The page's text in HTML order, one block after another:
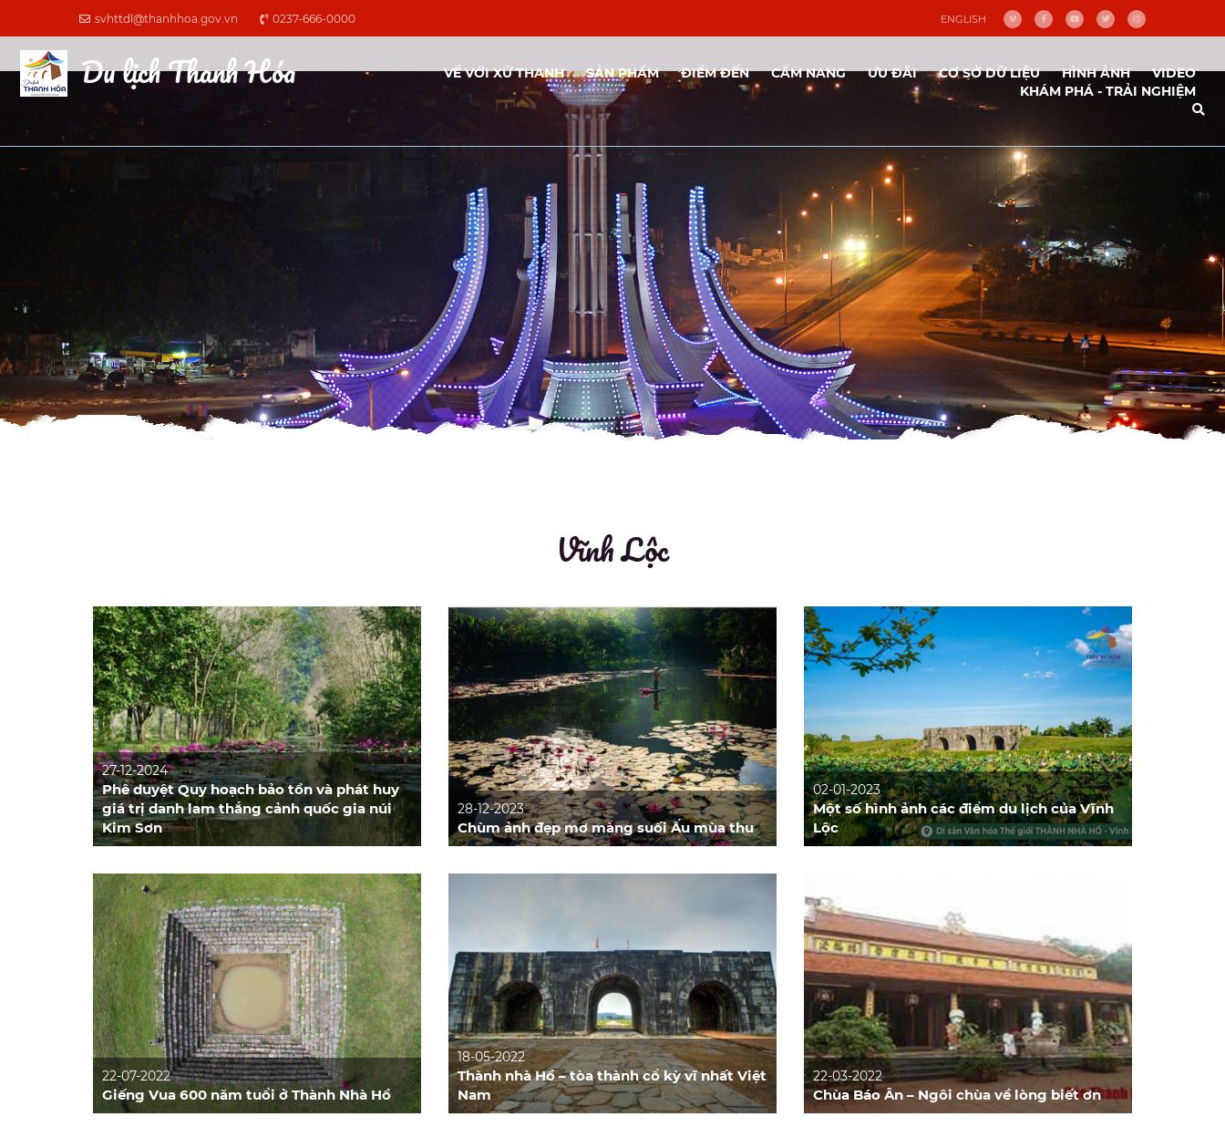
svhttdl@thanhhoa.gov.vn 0237-666-0000 ENGLISH
Du lịch Thanh Hóa VỀ VỚI XỨ THANH SẢN PHẨM ĐIỂM ĐẾN CẨM NANG ƯU ĐÃI CƠ SỞ DỮ LIỆU HÌNH ẢNH
VIDEO
KHÁM PHÁ - TRẢI NGHIỆM
Vĩnh Lộc
27-12-2024
Phê duyệt Quy hoạch bảo tồn và phát huy
giá trị danh lam thắng cảnh quốc gia núi
Kim Sơn
28-12-2023
Chùm ảnh đẹp mơ màng suối Ấu mùa thu
02-01-2023
Một số hình ảnh các điểm du lịch của Vĩnh
Lộc
22-07-2022
Giếng Vua 600 năm tuổi ở Thành Nhà Hồ
18-05-2022
Thành nhà Hồ – tòa thành cổ kỳ vĩ nhất Việt
Nam
22-03-2022
Chùa Báo Ân – Ngôi chùa về lòng biết ơn